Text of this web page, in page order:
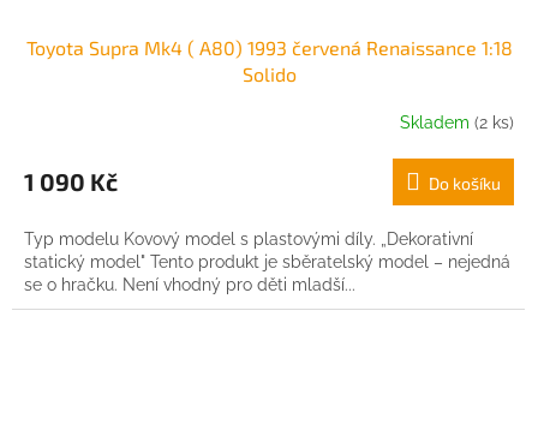
Toyota Supra Mk4 ( A80) 1993 červená Renaissance 1:18
Solido
Skladem (2 ks)
1 090 Kč Do košíku
Typ modelu Kovový model s plastovými díly. „Dekorativní
statický model" Tento produkt je sběratelský model – nejedná
se o hračku. Není vhodný pro děti mladší...